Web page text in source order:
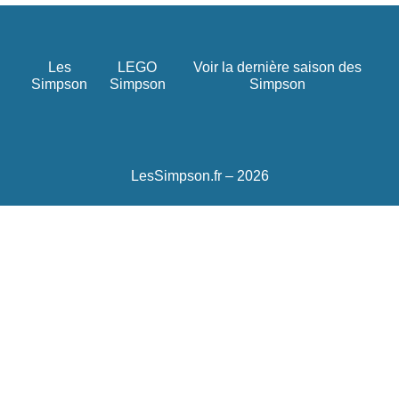
Les
Simpson
LEGO
Simpson
Voir la dernière saison des
Simpson
LesSimpson.fr – 2026